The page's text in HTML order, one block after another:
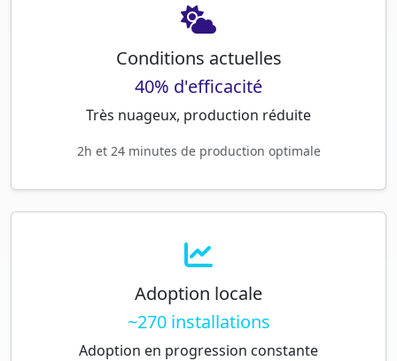
Conditions actuelles
40% d'efficacité
Très nuageux, production réduite
2h et 24 minutes de production optimale
Adoption locale
~270 installations
Adoption en progression constante